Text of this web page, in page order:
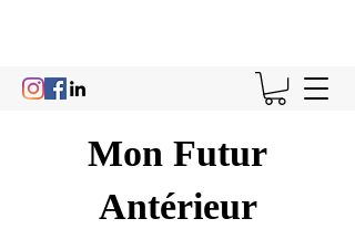
Mon Futur
Antérieur